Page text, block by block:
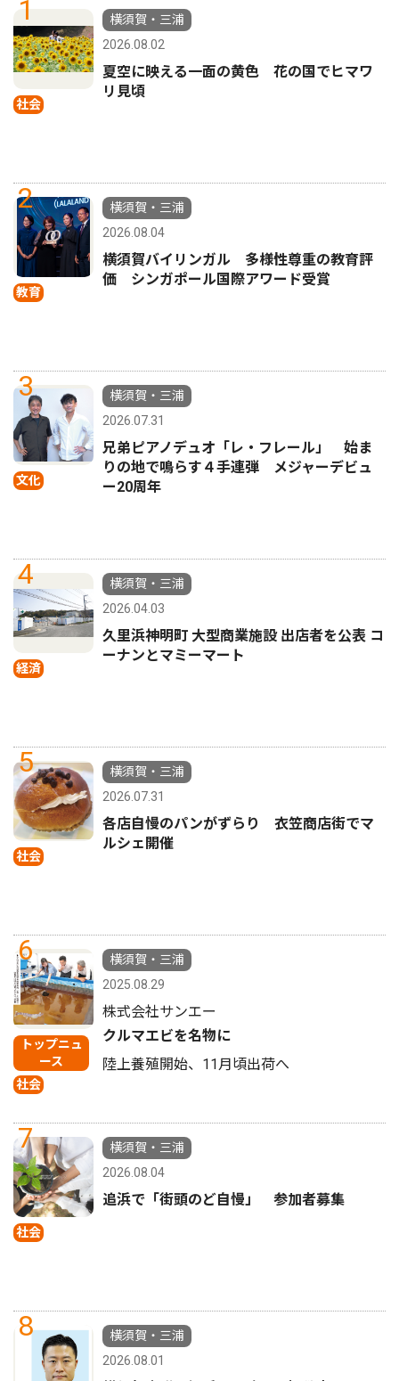
1
社会
横須賀・三浦
2026.08.02
夏空に映える一面の黄色 花の国でヒマワ
リ見頃
2
教育
横須賀・三浦
2026.08.04
横須賀バイリンガル 多様性尊重の教育評
価 シンガポール国際アワード受賞
3
文化
横須賀・三浦
2026.07.31
兄弟ピアノデュオ「レ・フレール」 始ま
りの地で鳴らす４手連弾 メジャーデビュ
ー20周年
4
経済
横須賀・三浦
2026.04.03
久里浜神明町 大型商業施設 出店者を公表 コ
ーナンとマミーマート
5
社会
横須賀・三浦
2026.07.31
各店自慢のパンがずらり 衣笠商店街でマ
ルシェ開催
6
トップニュ
ース
社会
横須賀・三浦
2025.08.29
株式会社サンエー
クルマエビを名物に
陸上養殖開始、11月頃出荷へ
7
社会
横須賀・三浦
2026.08.04
追浜で「街頭のど自慢」 参加者募集
8
横須賀・三浦
2026.08.01